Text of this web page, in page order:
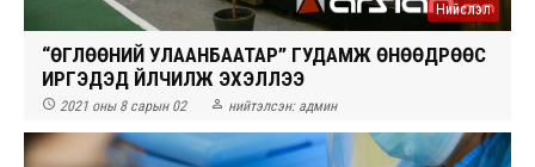
Нийслэл
“ӨГЛӨӨНИЙ УЛААНБААТАР” ГУДАМЖ ӨНӨӨДРӨӨС
ИРГЭДЭД ҮЙЛЧИЛЖ ЭХЭЛЛЭЭ
 2021 оны 8 сарын 02  нийтэлсэн: админ